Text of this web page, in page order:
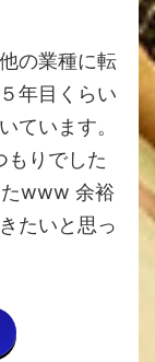
の業種に転
年目くらい
ています。
もりでした
www 余裕
たいと思っ